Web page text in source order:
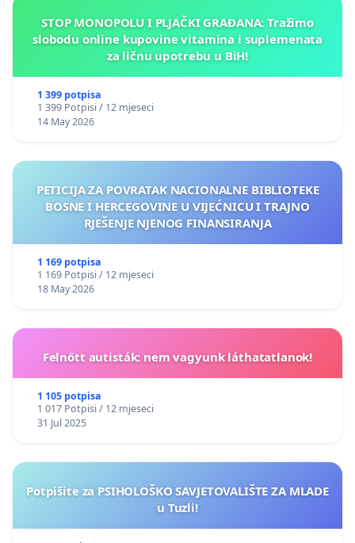
STOP MONOPOLU I PLJAČKI GRAĐANA: Tražimo
slobodu online kupovine vitamina i suplemenata
za ličnu upotrebu u BiH!
1 399 potpisa
1 399 Potpisi / 12 mjeseci
14 May 2026
PETICIJA ZA POVRATAK NACIONALNE BIBLIOTEKE
BOSNE I HERCEGOVINE U VIJEĆNICU I TRAJNO
RJEŠENJE NJENOG FINANSIRANJA
1 169 potpisa
1 169 Potpisi / 12 mjeseci
18 May 2026
Felnőtt autisták: nem vagyunk láthatatlanok!
1 105 potpisa
1 017 Potpisi / 12 mjeseci
31 Jul 2025
Potpišite za PSIHOLOŠKO SAVJETOVALIŠTE ZA MLADE
u Tuzli!